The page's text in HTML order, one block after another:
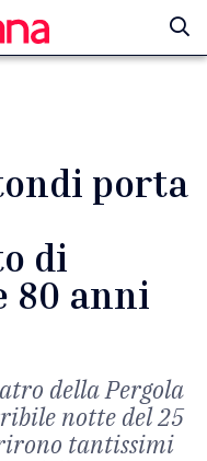
porta
di
80 anni
della Pergola
notte del 25
tantissimi